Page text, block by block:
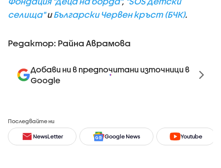
селища"иБългарски Червен кръст (БЧК).
Редактор: Райна Аврамова
Добави ни в предпочитани източници в
Google
Последвайте ни
NewsLetter Google News Youtube